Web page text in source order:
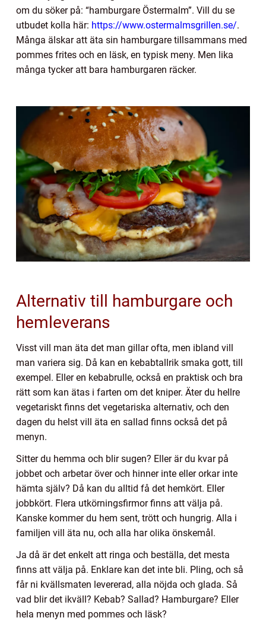
om du söker på: “hamburgare Östermalm”. Vill du se
utbudet kolla här: https://www.ostermalmsgrillen.se/.
Många älskar att äta sin hamburgare tillsammans med
pommes frites och en läsk, en typisk meny. Men lika
många tycker att bara hamburgaren räcker.
Alternativ till hamburgare och
hemleverans
Visst vill man äta det man gillar ofta, men ibland vill
man variera sig. Då kan en kebabtallrik smaka gott, till
exempel. Eller en kebabrulle, också en praktisk och bra
rätt som kan ätas i farten om det kniper. Äter du hellre
vegetariskt finns det vegetariska alternativ, och den
dagen du helst vill äta en sallad finns också det på
menyn.
Sitter du hemma och blir sugen? Eller är du kvar på
jobbet och arbetar över och hinner inte eller orkar inte
hämta själv? Då kan du alltid få det hemkört. Eller
jobbkört. Flera utkörningsfirmor finns att välja på.
Kanske kommer du hem sent, trött och hungrig. Alla i
familjen vill äta nu, och alla har olika önskemål.
Ja då är det enkelt att ringa och beställa, det mesta
finns att välja på. Enklare kan det inte bli. Pling, och så
får ni kvällsmaten levererad, alla nöjda och glada. Så
vad blir det ikväll? Kebab? Sallad? Hamburgare? Eller
hela menyn med pommes och läsk?